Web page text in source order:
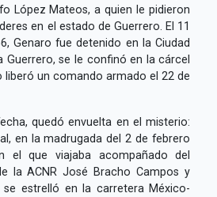
López Mateos, a quien le pidieron
en el estado de Guerrero. El 11
Genaro fue detenido en la Ciudad
Guerrero, se le confinó en la cárcel
liberó un comando armado el 22 de
quedó envuelta en el misterio:
en la madrugada del 2 de febrero
el que viajaba acompañado del
la ACNR José Bracho Campos y
estrelló en la carretera México-